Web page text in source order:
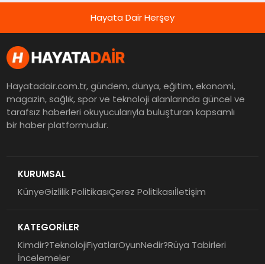
Hayata Dair Herşey
Hayatadair.com.tr, gündem, dünya, eğitim, ekonomi,
magazin, sağlık, spor ve teknoloji alanlarında güncel ve
tarafsız haberleri okuyucularıyla buluşturan kapsamlı
bir haber platformudur.
KURUMSAL
KünyeGizlilik PolitikasıÇerez Politikasıİletişim
KATEGORİLER
Kimdir?TeknolojiFiyatlarOyunNedir?Rüya Tabirleri
İncelemeler